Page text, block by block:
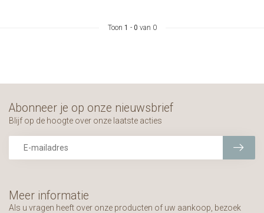
Toon 1 - 0 van 0
Meer informatie
Als u vragen heeft over onze producten of uw aankoop, bezoek
Abonneer je op onze nieuwsbrief
Blijf op de hoogte over onze laatste acties